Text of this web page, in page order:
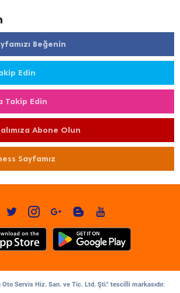
Beğenin
Edin
Takip Edin
Abone Olun
Sayfamız
Servis Hiz. San. ve Tic. Ltd. Şti." tescilli markasıdır.